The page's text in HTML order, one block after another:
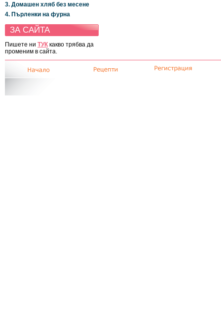
3. Домашен хляб без месене
4. Пърленки на фурна
ЗА САЙТА
Пишете ни ТУК какво трябва да
променим в сайта.